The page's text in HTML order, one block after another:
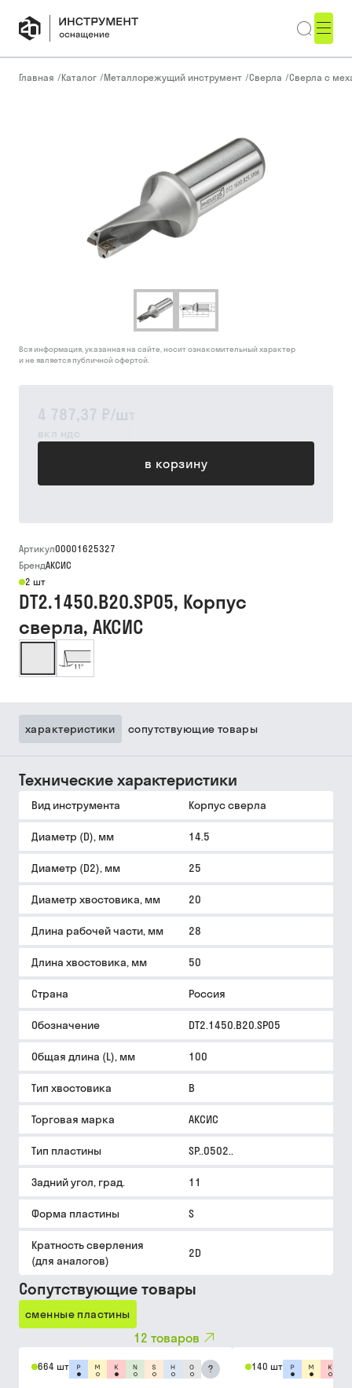
Главная /Каталог /Металлорежущий инструмент /Сверла /Сверла с
4 787,37 ₽/шт
вкл ндс
в корзину
Вся информация, указанная на сайте, носит ознакомительный характер
и не является публичной офертой.
Артикул00001625327
БрендАКСИС
2 шт
DT2.1450.B20.SP05, Корпус
сверла, АКСИС
характеристики сопутствующие товары
Технические характеристики
Вид инструмента Корпус сверла
Диаметр (D), мм 14.5
Диаметр (D2), мм 25
Диаметр хвостовика, мм 20
Длина рабочей части, мм 28
Длина хвостовика, мм 50
Страна Россия
Обозначение DT2.1450.B20.SP05
Общая длина (L), мм 100
Тип хвостовика B
Торговая марка АКСИС
Тип пластины SP..0502..
Задний угол, град. 11
Форма пластины S
Кратность сверления
(для аналогов)
2D
Сопутствующие товары
сменные пластины
12 товаров
664 шт ? 140 шт